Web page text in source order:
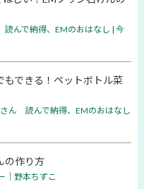
んで納得、EMのおはなし | 今
もできる！ペットボトル菜
ん 読んで納得、EMのおはなし
の作り方
│野本ちずこ